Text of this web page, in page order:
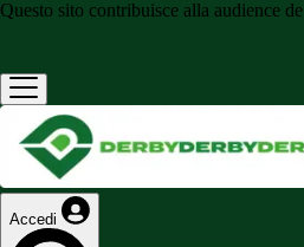
Questo sito contribuisce alla audience de
Accedi